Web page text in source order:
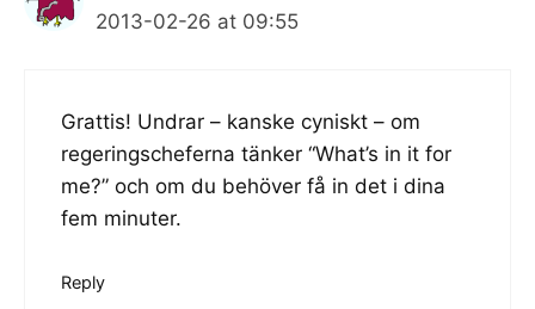
2013-02-26 at 09:55
Grattis! Undrar – kanske cyniskt – om
regeringscheferna tänker “What’s in it for
me?” och om du behöver få in det i dina
fem minuter.
Reply